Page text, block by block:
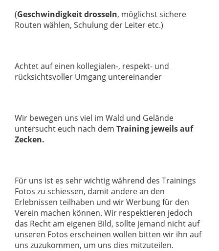
(Geschwindigkeit drosseln, möglichst sichere
Routen wählen, Schulung der Leiter etc.)
Achtet auf einen kollegialen-, respekt- und
rücksichtsvoller Umgang untereinander
Wir bewegen uns viel im Wald und Gelände
untersucht euch nach dem Training jeweils auf
Zecken.
Für uns ist es sehr wichtig während des Trainings
Fotos zu schiessen, damit andere an den
Erlebnissen teilhaben und wir Werbung für den
Verein machen können. Wir respektieren jedoch
das Recht am eigenen Bild, sollte jemand nicht auf
unseren Fotos erscheinen wollen bitten wir ihn auf
uns zuzukommen, um uns dies mitzuteilen.